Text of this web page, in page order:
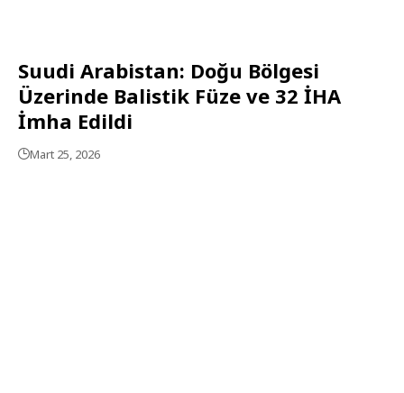
Suudi Arabistan: Doğu Bölgesi
Üzerinde Balistik Füze ve 32 İHA
İmha Edildi
Mart 25, 2026